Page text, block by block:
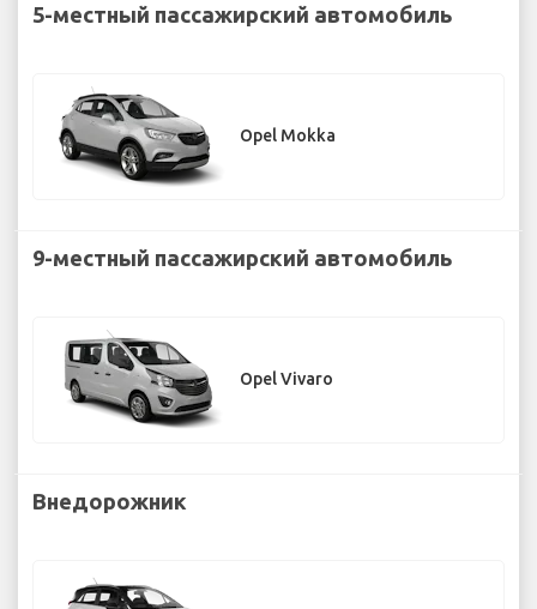
5-местный пассажирский автомобиль
Opel Mokka
9-местный пассажирский автомобиль
Opel Vivaro
Внедорожник